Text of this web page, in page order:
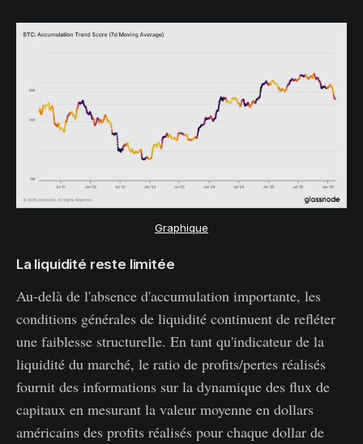
Graphique
La liquidité reste limitée
Au-delà de l'absence d'accumulation importante, les
conditions générales de liquidité continuent de refléter
une faiblesse structurelle. En tant qu'indicateur de la
liquidité du marché, le ratio de profits/pertes réalisés
fournit des informations sur la dynamique des flux de
capitaux en mesurant la valeur moyenne en dollars
américains des profits réalisés pour chaque dollar de